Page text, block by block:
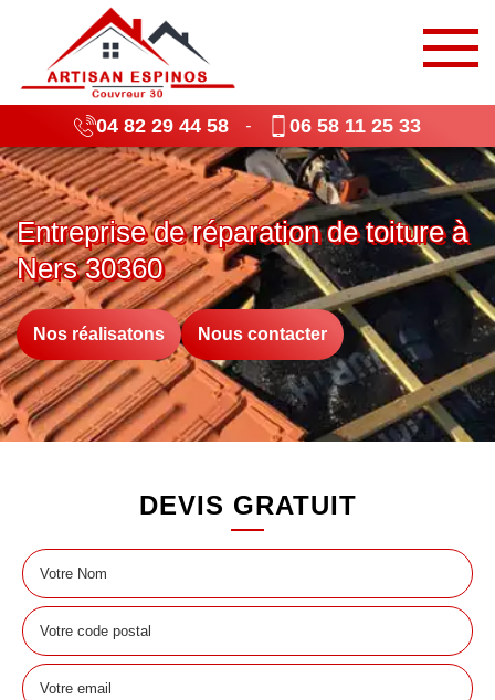
04 82 29 44 58 - 06 58 11 25 33
Entreprise de réparation de toiture à
Ners 30360
Nos réalisatons Nous contacter
DEVIS GRATUIT